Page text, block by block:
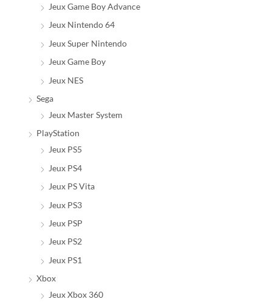
Jeux Game Boy Advance
Jeux Nintendo 64
Jeux Super Nintendo
Jeux Game Boy
Jeux NES
Sega
Jeux Master System
PlayStation
Jeux PS5
Jeux PS4
Jeux PS Vita
Jeux PS3
Jeux PSP
Jeux PS2
Jeux PS1
Xbox
Jeux Xbox 360